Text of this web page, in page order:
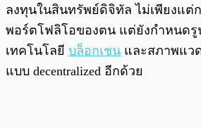
ลงทุนในสินทรัพย์ดิจิทัล ไม่เพียงแต่
พอร์ตโฟลิโอของตน แต่ยังกำหนดรู
เทคโนโลยี บล็อกเชน และสภาพแว
แบบ decentralized อีกด้วย